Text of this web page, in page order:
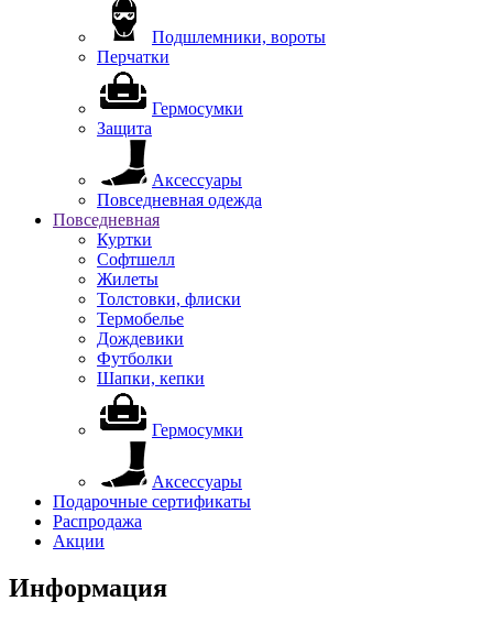
Подшлемники, вороты
Перчатки
Гермосумки
Защита
Аксессуары
Повседневная одежда
Повседневная
Куртки
Софтшелл
Жилеты
Толстовки, флиски
Термобелье
Дождевики
Футболки
Шапки, кепки
Гермосумки
Аксессуары
Подарочные сертификаты
Распродажа
Акции
Информация